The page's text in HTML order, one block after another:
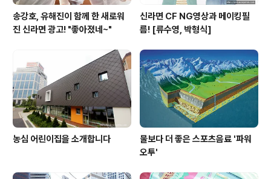
송강호, 유해진이 함께 한 새로워
진 신라면 광고! "좋아졌네~"
신라면 CF NG영상과 메이킹필
름! [류수영, 박형식]
농심 어린이집을 소개합니다
물보다 더 좋은 스포츠음료 '파워
오투'